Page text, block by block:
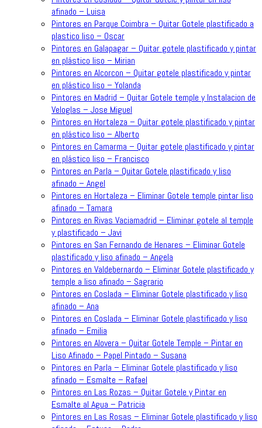
afinado – Luisa
Pintores en Parque Coimbra – Quitar Gotele plastificado a
plastico liso – Oscar
Pintores en Galapagar – Quitar gotele plastificado y pintar
en plástico liso – Mirian
Pintores en Alcorcon – Quitar gotele plastificado y pintar
en plástico liso – Yolanda
Pintores en Madrid – Quitar Gotele temple y Instalacion de
Veloglas – Jose Miguel
Pintores en Hortaleza – Quitar gotele plastificado y pintar
en plástico liso – Alberto
Pintores en Camarma – Quitar gotele plastificado y pintar
en plástico liso – Francisco
Pintores en Parla – Quitar Gotele plastificado y liso
afinado – Angel
Pintores en Hortaleza – Eliminar Gotele temple pintar liso
afinado – Tamara
Pintores en Rivas Vaciamadrid – Eliminar gotele al temple
y plastificado – Javi
Pintores en San Fernando de Henares – Eliminar Gotele
plastificado y liso afinado – Angela
Pintores en Valdebernardo – Eliminar Gotele plastificado y
temple a liso afinado – Sagrario
Pintores en Coslada – Eliminar Gotele plastificado y liso
afinado – Ana
Pintores en Coslada – Eliminar Gotele plastificado y liso
afinado – Emilia
Pintores en Alovera – Quitar Gotele Temple – Pintar en
Liso Afinado – Papel Pintado – Susana
Pintores en Parla – Eliminar Gotele plastificado y liso
afinado – Esmalte – Rafael
Pintores en Las Rozas – Quitar Gotele y Pintar en
Esmalte al Agua – Patricia
Pintores en Las Rosas – Eliminar Gotele plastificado y liso